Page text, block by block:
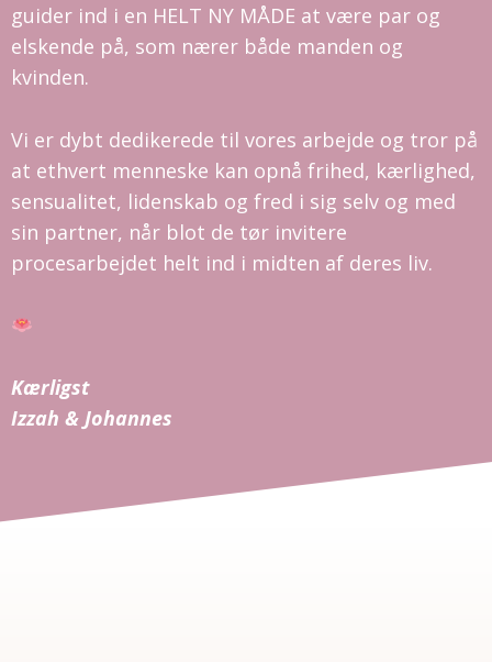
guider ind i en HELT NY MÅDE at være par og
elskende på, som nærer både manden og
kvinden.
Vi er dybt dedikerede til vores arbejde og tror på
at ethvert menneske kan opnå frihed, kærlighed,
sensualitet, lidenskab og fred i sig selv og med
sin partner, når blot de tør invitere
procesarbejdet helt ind i midten af deres liv.
Kærligst
Izzah & Johannes